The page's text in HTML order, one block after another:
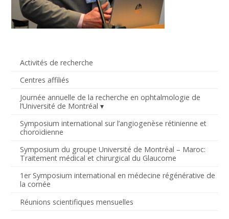
Activités de recherche
Centres affiliés
Journée annuelle de la recherche en ophtalmologie de
l’Université de Montréal
Symposium international sur l’angiogenèse rétinienne et
choroïdienne
Symposium du groupe Université de Montréal – Maroc:
Traitement médical et chirurgical du Glaucome
1er Symposium international en médecine régénérative de
la cornée
Réunions scientifiques mensuelles